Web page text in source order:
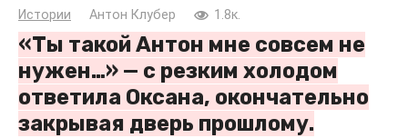
Истории Антон Клубер 1.8к.
«Ты такой Антон мне совсем не
нужен…» — с резким холодом
ответила Оксана, окончательно
закрывая дверь прошлому.